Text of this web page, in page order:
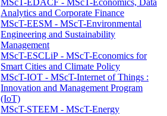
MScT-EDACF - MScT-Economics, Data
Analytics and Corporate Finance
MScT-EESM - MScT-Environmental
Engineering and Sustainability
Management
MScT-ESCLiP - MScT-Economics for
Smart Cities and Climate Policy
MScT-IOT - MScT-Internet of Things :
Innovation and Management Program
(IoT)
MScT-STEEM - MScT-Energy